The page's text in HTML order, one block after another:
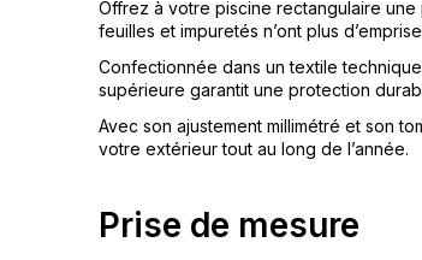
Offrez à votre piscine rectangulaire
feuilles et impuretés n’ont plus
Confectionnée dans un textile
supérieure garantit une protection
Avec son ajustement millimétré et son
votre extérieur tout au long de l’année.
Prise de mesure